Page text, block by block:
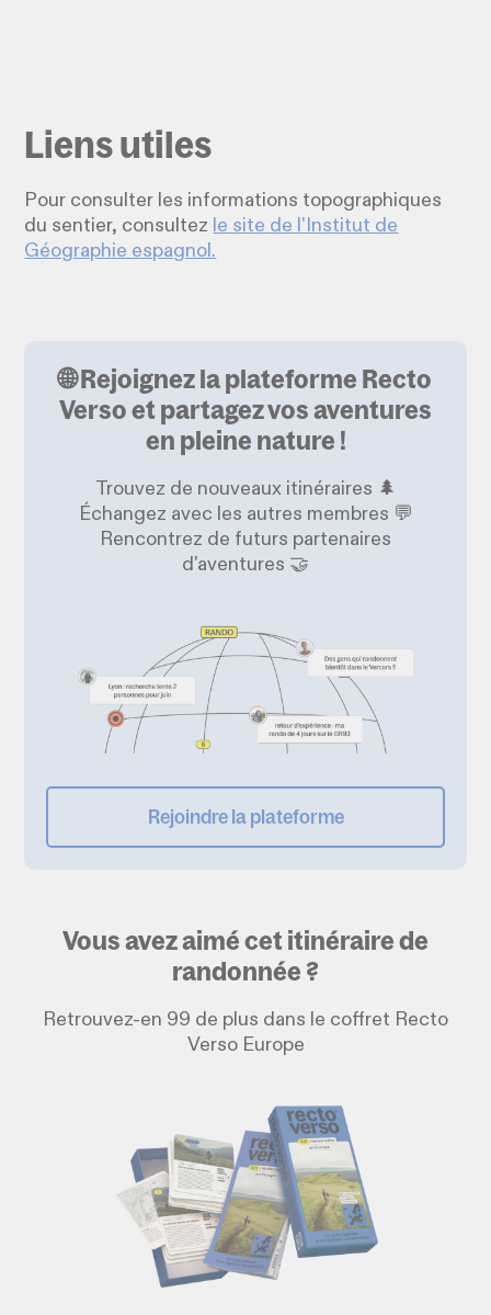
Liens utiles
Pour consulter les informations topographiques
du sentier, consultez le site de l'Institut de
Géographie espagnol.
🌐 Rejoignez la plateforme Recto
Verso et partagez vos aventures
en pleine nature !
Trouvez de nouveaux itinéraires 🌲
Échangez avec les autres membres 💬
Rencontrez de futurs partenaires
d'aventures 🤝
Rejoindre la plateforme
Vous avez aimé cet itinéraire de
randonnée ?
Retrouvez-en 99 de plus dans le coffret Recto
Verso Europe